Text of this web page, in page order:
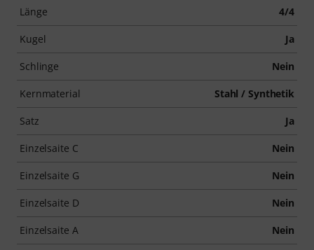
Länge 4/4
Kugel Ja
Schlinge Nein
Kernmaterial Stahl / Synthetik
Satz Ja
Einzelsaite C Nein
Einzelsaite G Nein
Einzelsaite D Nein
Einzelsaite A Nein